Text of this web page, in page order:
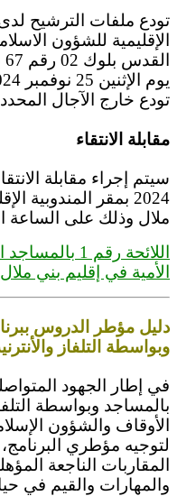
تودع ملفات الترشيح
الإقليمية للشؤون
تودع خارج الآجال
مقابلة الانتقاء
2024 بمقر المندوبية
ملال وذلك على الساعة
اللائحة رقم
الأمية في إقليم بني ملال
دليل مؤطر الدروس
وبواسطة التلفاز والأنترنيت
في إطار الجهود
بالمساجد وبواسطة
الأوقاف والشؤون
لتوجيه مؤطري
المقاربات الناجعة
والمهارات والقيم في